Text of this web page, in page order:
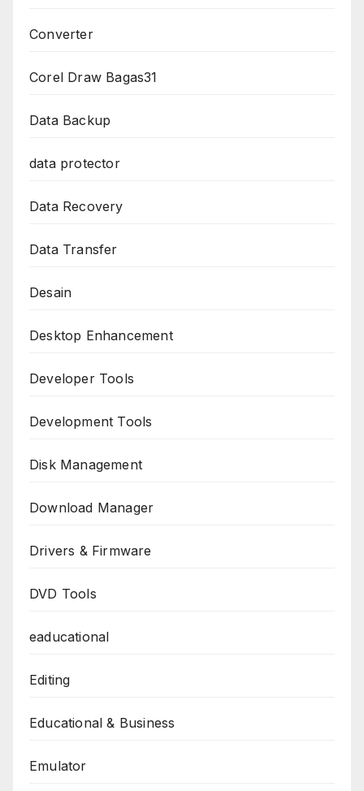
Converter
Corel Draw Bagas31
Data Backup
data protector
Data Recovery
Data Transfer
Desain
Desktop Enhancement
Developer Tools
Development Tools
Disk Management
Download Manager
Drivers & Firmware
DVD Tools
eaducational
Editing
Educational & Business
Emulator